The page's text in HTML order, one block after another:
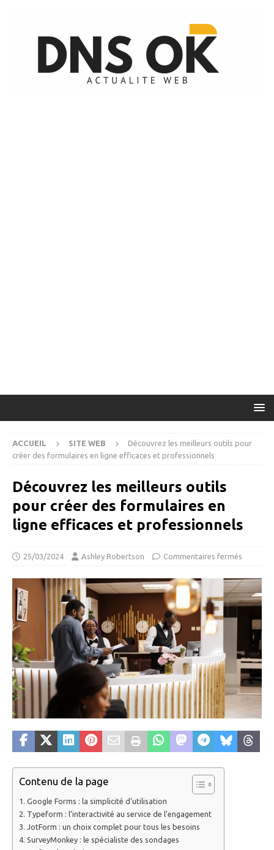
ACCUEIL SITE WEB
Découvrez les meilleurs outils pour
créer des formulaires en ligne efficaces et professionnels
Découvrez les meilleurs outils
pour créer des formulaires en
ligne efficaces et professionnels
25/03/2024 Ashley Robertson Commentaires fermés
Contenu de la page
Google Forms : la simplicité d’utilisation
Typeform : l’interactivité au service de l’engagement
JotForm : un choix complet pour tous les besoins
SurveyMonkey : le spécialiste des sondages